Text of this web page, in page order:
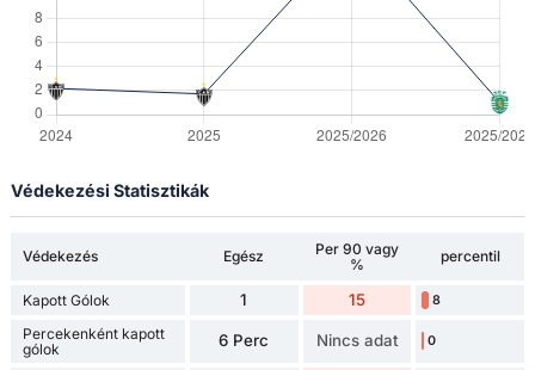
Védekezési Statisztikák
Védekezés Egész
Per 90 vagy
%
percentil
Kapott Gólok 1 15 8
Percekenként kapott
gólok
6 Perc Nincs adat 0